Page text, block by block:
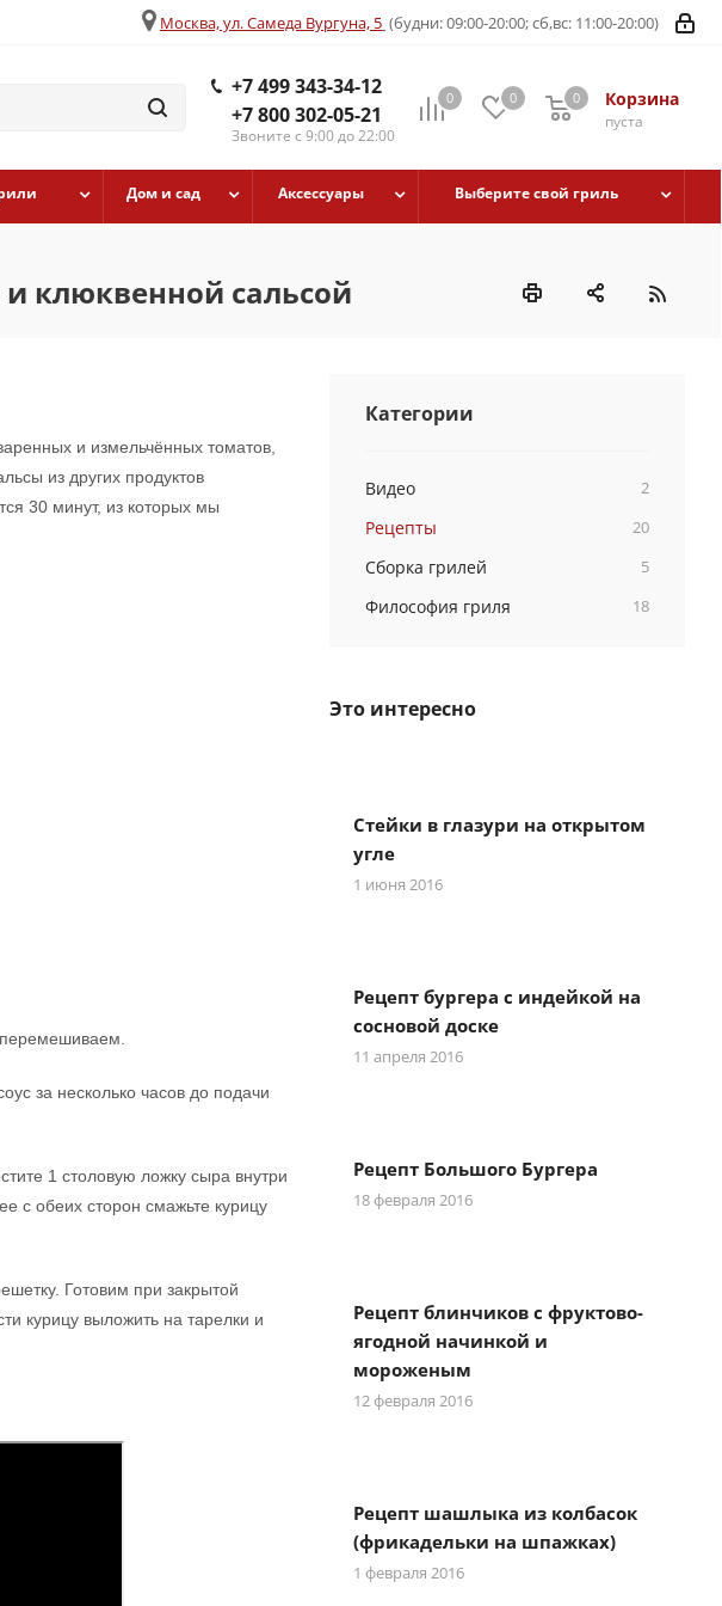
Москва, ул. Самеда Вургуна, 5 (будни: 09:00-20:00; сб,вс: 11:00-20:00)
+7 499 343-34-12
+7 800 302-05-21
Звоните с 9:00 до 22:00
0 0 Корзина
пуста
0
Дом и сад Аксессуары Выберите свой гриль
клюквенной сальсой
и измельчённых томатов,
из других продуктов
30 минут, из которых мы
за несколько часов до подачи
1 столовую ложку сыра внутри
с обеих сторон смажьте курицу
Готовим при закрытой
курицу выложить на тарелки и
Категории
Видео 2
Рецепты 20
Сборка грилей 5
Философия гриля 18
Это интересно
Стейки в глазури на открытом
угле
1 июня 2016
Рецепт бургера с индейкой на
сосновой доске
11 апреля 2016
Рецепт Большого Бургера
18 февраля 2016
Рецепт блинчиков с фруктово-
ягодной начинкой и
мороженым
12 февраля 2016
Рецепт шашлыка из колбасок
(фрикадельки на шпажках)
1 февраля 2016